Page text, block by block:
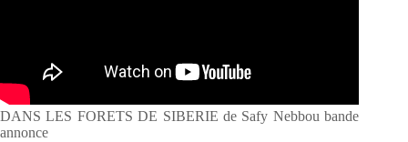
DANS LES FORETS DE SIBERIE de Safy Nebbou bande
annonce